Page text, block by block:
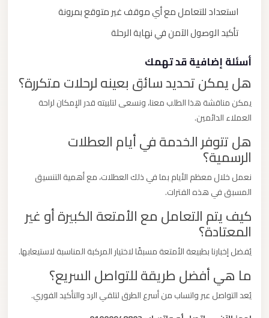
استعداد للتعامل مع أي موقف غير متوقع بمرونة
تأكيد الوصول الآمن في نهاية الرحلة
أسئلة إضافية قد تهمك
هل يمكن تحديد سائق بعينه لرحلات متكررة؟
يمكن مناقشة هذا الطلب معنا، ونسعى لتلبيته قدر الإمكان لراحة
العملاء الدائمين.
هل تتوفر الخدمة في أيام العطلات
الرسمية؟
نعمل خلال معظم الأيام بما في ذلك العطلات، مع أهمية التنسيق
المسبق في هذه الفترات.
كيف يتم التعامل مع الأمتعة الكبيرة أو غير
المعتادة؟
يُفضل إخبارنا بطبيعة الأمتعة مسبقًا لاختيار المركبة المناسبة لاستيعابها.
ما هي أفضل طريقة للتواصل السريع؟
يُعد التواصل عبر واتساب من أسرع الطرق لتلقي الرد والتأكيد الفوري.